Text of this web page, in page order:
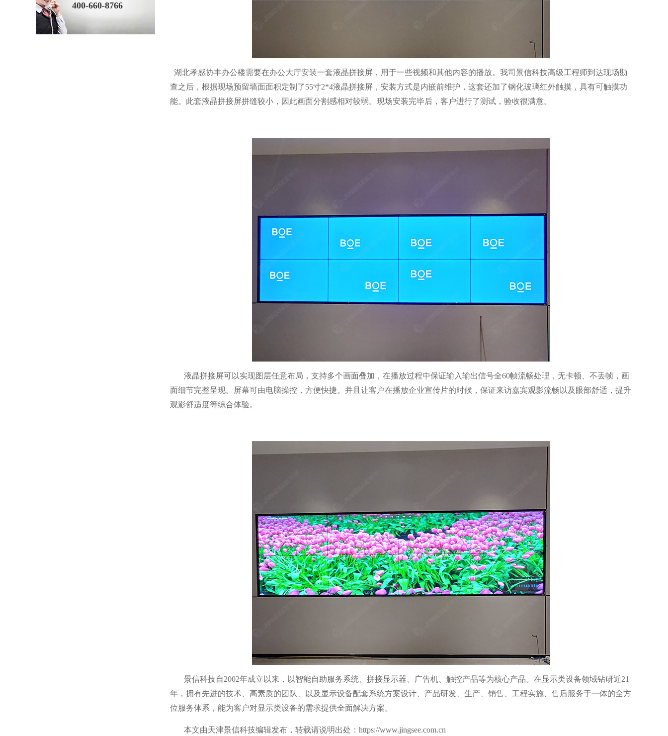
湖北孝感协丰办公楼需要在办公大厅安装一套液晶拼接屏，用于一些视频和其他内容的播放。我司景信科技高级工程师到达现场勘
查之后，根据现场预留墙面面积定制了55寸2*4液晶拼接屏，安装方式是内嵌前维护，这套还加了钢化玻璃红外触摸，具有可触摸功
能。此套液晶拼接屏拼缝较小，因此画面分割感相对较弱。现场安装完毕后，客户进行了测试，验收很满意。
液晶拼接屏可以实现图层任意布局，支持多个画面叠加，在播放过程中保证输入输出信号全60帧流畅处理，无卡顿、不丢帧，画
面细节完整呈现。屏幕可由电脑操控，方便快捷。并且让客户在播放企业宣传片的时候，保证来访嘉宾观影流畅以及眼部舒适，提升
观影舒适度等综合体验。
景信科技自2002年成立以来，以智能自助服务系统、拼接显示器、广告机、触控产品等为核心产品。在显示类设备领域钻研近21
年，拥有先进的技术、高素质的团队、以及显示设备配套系统方案设计、产品研发、生产、销售、工程实施、售后服务于一体的全方
位服务体系，能为客户对显示类设备的需求提供全面解决方案。
本文由天津景信科技编辑发布，转载请说明出处：https://www.jingsee.com.cn
400-660-8766